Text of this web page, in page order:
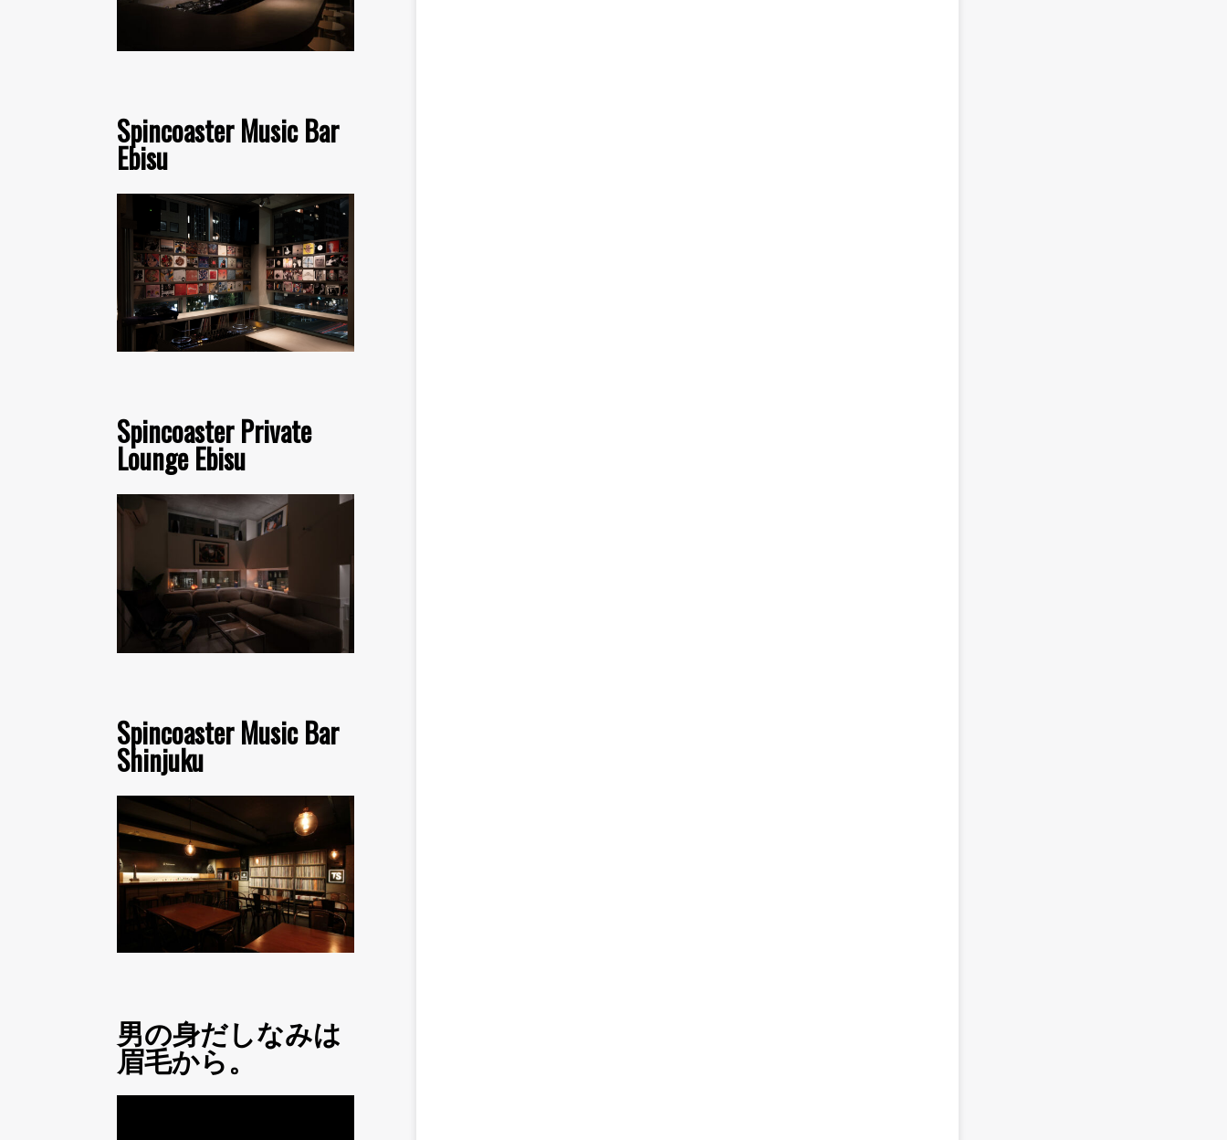
Spincoaster Music Bar
Ebisu
Spincoaster Private
Lounge Ebisu
Spincoaster Music Bar
Shinjuku
男の身だしなみは
眉毛から。